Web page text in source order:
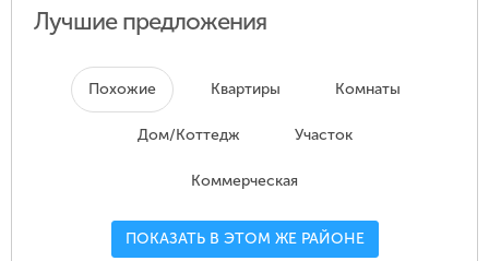
Лучшие предложения
Похожие Квартиры Комнаты
Дом/Коттедж Участок
Коммерческая
ПОКАЗАТЬ В ЭТОМ ЖЕ РАЙОНЕ